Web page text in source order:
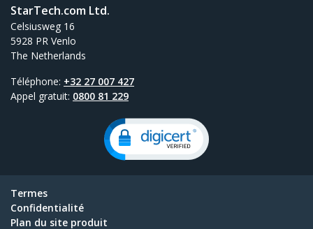
StarTech.com Ltd.
Celsiusweg 16
5928 PR Venlo
The Netherlands
Téléphone: +32 27 007 427
Appel gratuit: 0800 81 229
Termes
Confidentialité
Plan du site produit